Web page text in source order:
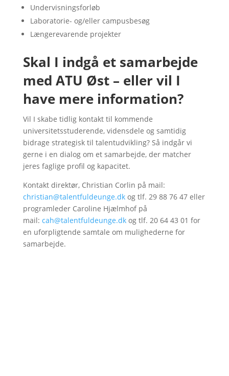
Undervisningsforløb
Laboratorie- og/eller campusbesøg
Længerevarende projekter
Skal I indgå et samarbejde
med ATU Øst – eller vil I
have mere information?
Vil I skabe tidlig kontakt til kommende
universitetsstuderende, vidensdele og samtidig
bidrage strategisk til talentudvikling? Så indgår vi
gerne i en dialog om et samarbejde, der matcher
jeres faglige profil og kapacitet.
Kontakt direktør, Christian Corlin på mail:
christian@talentfuldeunge.dkog tlf. 29 88 76 47 eller
programleder Caroline Hjælmhof på
mail: cah@talentfuldeunge.dkog tlf. 20 64 43 01 for
en uforpligtende samtale om mulighederne for
samarbejde.